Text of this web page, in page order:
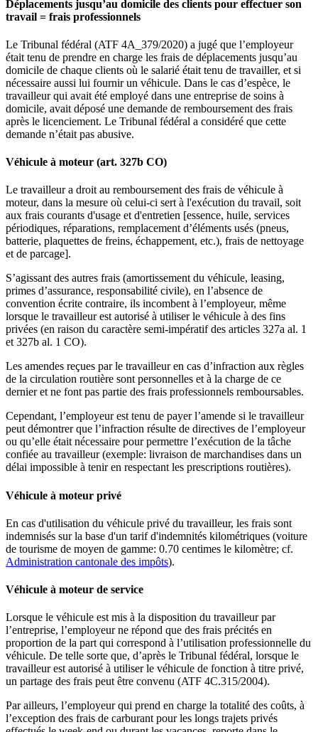
Déplacements jusqu’au domicile des clients pour effectuer son
travail = frais professionnels
Le Tribunal fédéral (ATF 4A_379/2020) a jugé que l’employeur
était tenu de prendre en charge les frais de déplacements jusqu’au
domicile de chaque clients où le salarié était tenu de travailler, et si
nécessaire aussi lui fournir un véhicule. Dans le cas d’espèce, le
travailleur qui avait été employé dans une entreprise de soins à
domicile, avait déposé une demande de remboursement des frais
après le licenciement. Le Tribunal fédéral a considéré que cette
demande n’était pas abusive.
Véhicule à moteur (art. 327b CO)
Le travailleur a droit au remboursement des frais de véhicule à
moteur, dans la mesure où celui-ci sert à l'exécution du travail, soit
aux frais courants d'usage et d'entretien [essence, huile, services
périodiques, réparations, remplacement d’éléments usés (pneus,
batterie, plaquettes de freins, échappement, etc.), frais de nettoyage
et de parcage].
S’agissant des autres frais (amortissement du véhicule, leasing,
primes d’assurance, responsabilité civile), en l’absence de
convention écrite contraire, ils incombent à l’employeur, même
lorsque le travailleur est autorisé à utiliser le véhicule à des fins
privées (en raison du caractère semi-impératif des articles 327a al. 1
et 327b al. 1 CO).
Les amendes reçues par le travailleur en cas d’infraction aux règles
de la circulation routière sont personnelles et à la charge de ce
dernier et ne font pas partie des frais professionnels remboursables.
Cependant, l’employeur est tenu de payer l’amende si le travailleur
peut démontrer que l’infraction résulte de directives de l’employeur
ou qu’elle était nécessaire pour permettre l’exécution de la tâche
confiée au travailleur (exemple: livraison de marchandises dans un
délai impossible à tenir en respectant les prescriptions routières).
Véhicule à moteur privé
En cas d'utilisation du véhicule privé du travailleur, les frais sont
indemnisés sur la base d'un tarif d'indemnités kilométriques (voiture
de tourisme de moyen de gamme: 0.70 centimes le kilomètre; cf.
Administration cantonale des impôts).
Véhicule à moteur de service
Lorsque le véhicule est mis à la disposition du travailleur par
l’entreprise, l’employeur ne répond que des frais précités en
proportion de la part qui correspond à l’utilisation professionnelle du
véhicule. De telle sorte que, d’après le Tribunal fédéral, lorsque le
travailleur est autorisé à utiliser le véhicule de fonction à titre privé,
un partage des frais peut être convenu (ATF 4C.315/2004).
Par ailleurs, l’employeur qui prend en charge la totalité des coûts, à
l’exception des frais de carburant pour les longs trajets privés